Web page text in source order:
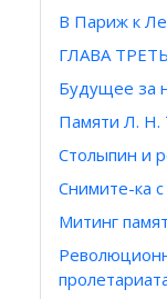
В Париж к
ГЛАВА
Будущее за
Памяти Л. Н.
Столыпин и
Снимите-ка
Митинг